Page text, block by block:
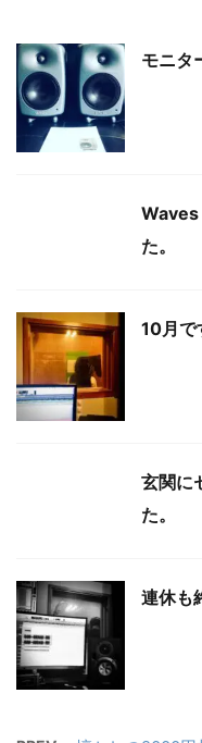
モニタ
Waves
た。
10月で
玄関に
た。
連休も